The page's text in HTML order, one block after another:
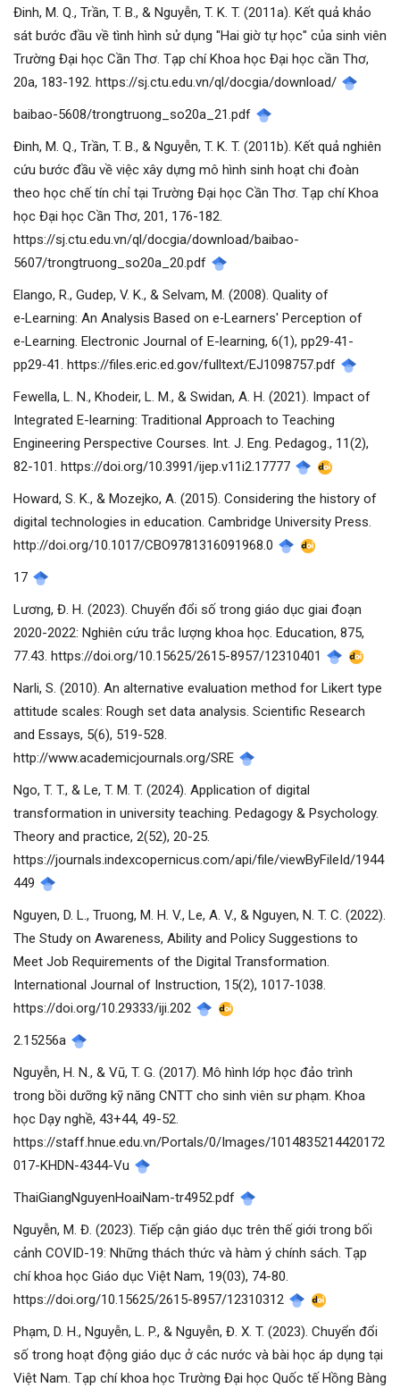
Đinh, M. Q., Trần, T. B., & Nguyễn, T. K. T. (2011a). Kết quả khảo
sát bước đầu về tình hình sử dụng "Hai giờ tự học" của sinh viên
Trường Đại học Cần Thơ. Tạp chí Khoa học Đại học cần Thơ,
20a, 183-192. https://sj.ctu.edu.vn/ql/docgia/download/
baibao-5608/trongtruong_so20a_21.pdf
Đinh, M. Q., Trần, T. B., & Nguyễn, T. K. T. (2011b). Kết quả nghiên
cứu bước đầu về việc xây dựng mô hình sinh hoạt chi đoàn
theo học chế tín chỉ tại Trường Đại học Cần Thơ. Tạp chí Khoa
học Đại học Cần Thơ, 201, 176-182.
https://sj.ctu.edu.vn/ql/docgia/download/baibao-
5607/trongtruong_so20a_20.pdf
Elango, R., Gudep, V. K., & Selvam, M. (2008). Quality of
e‑Learning: An Analysis Based on e‑Learners' Perception of
e‑Learning. Electronic Journal of E-learning, 6(1), pp29‑41-
pp29‑41. https://files.eric.ed.gov/fulltext/EJ1098757.pdf
Fewella, L. N., Khodeir, L. M., & Swidan, A. H. (2021). Impact of
Integrated E-learning: Traditional Approach to Teaching
Engineering Perspective Courses. Int. J. Eng. Pedagog., 11(2),
82-101. https://doi.org/10.3991/ijep.v11i2.17777
Howard, S. K., & Mozejko, A. (2015). Considering the history of
digital technologies in education. Cambridge University Press.
http://doi.org/10.1017/CBO9781316091968.0
17
Lương, Đ. H. (2023). Chuyển đổi số trong giáo dục giai đoạn
2020-2022: Nghiên cứu trắc lượng khoa học. Education, 875,
77.43. https://doi.org/10.15625/2615-8957/12310401
Narli, S. (2010). An alternative evaluation method for Likert type
attitude scales: Rough set data analysis. Scientific Research
and Essays, 5(6), 519-528.
http://www.academicjournals.org/SRE
Ngo, T. T., & Le, T. M. T. (2024). Application of digital
transformation in university teaching. Pedagogy & Psychology.
Theory and practice, 2(52), 20-25.
https://journals.indexcopernicus.com/api/file/viewByFileId/1944
449
Nguyen, D. L., Truong, M. H. V., Le, A. V., & Nguyen, N. T. C. (2022).
The Study on Awareness, Ability and Policy Suggestions to
Meet Job Requirements of the Digital Transformation.
International Journal of Instruction, 15(2), 1017-1038.
https://doi.org/10.29333/iji.202
2.15256a
Nguyễn, H. N., & Vũ, T. G. (2017). Mô hình lớp học đảo trình
trong bồi dưỡng kỹ năng CNTT cho sinh viên sư phạm. Khoa
học Dạy nghề, 43+44, 49-52.
https://staff.hnue.edu.vn/Portals/0/Images/1014835214420172
017-KHDN-4344-Vu
ThaiGiangNguyenHoaiNam-tr4952.pdf
Nguyễn, M. Đ. (2023). Tiếp cận giáo dục trên thế giới trong bối
cảnh COVID-19: Những thách thức và hàm ý chính sách. Tạp
chí khoa học Giáo dục Việt Nam, 19(03), 74-80.
https://doi.org/10.15625/2615-8957/12310312
Phạm, D. H., Nguyễn, L. P., & Nguyễn, Đ. X. T. (2023). Chuyển đổi
số trong hoạt động giáo dục ở các nước và bài học áp dụng tại
Việt Nam. Tạp chí khoa học Trường Đại học Quốc tế Hồng Bàng